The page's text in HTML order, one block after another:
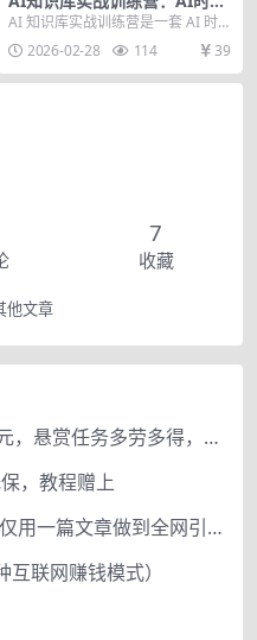
红利赛道从0到1变现全流程
AI 知识库实战训练营是一套 AI 时
代变现的完整实战课程，带你抓住
AI 知识...
2026-02-28 114 39
7
收藏
他文章
赏帮赚悬赏奖励到账200元，悬赏任务多劳多得，人人可做。
，教程赠上
网创公众号个人ip项目，仅用一篇文章做到全网引流！
联网赚钱模式）